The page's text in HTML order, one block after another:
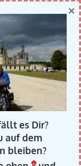
es Dir?
auf dem
bleiben?
×